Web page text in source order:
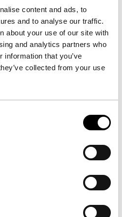
content and ads, to
and to analyse our traffic.
about your use of our site with
and analytics partners who
information that you’ve
collected from your use
stad die belangrijke
in de dagen voor en